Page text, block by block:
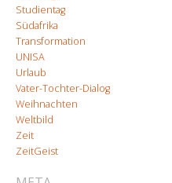
Studientag
Südafrika
Transformation
UNISA
Urlaub
Vater-Tochter-Dialog
Weihnachten
Weltbild
Zeit
ZeitGeist